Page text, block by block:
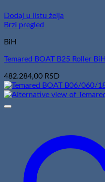
Dodaj u listu želja
Brzi pregled
BiH
Temared BOAT B25 Roller BiH
482.284,00 RSD